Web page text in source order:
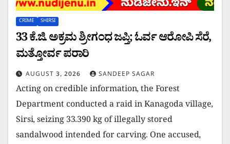
CRIME SHIRSI
33 ಕೆ.ಜಿ. ಅಕ್ರಮ ಶ್ರೀಗಂಧ ಜಪ್ತಿ; ಓರ್ವ ಆರೋಪಿ ಸೆರೆ,
ಮತ್ತೋರ್ವ ಪರಾ​​ರಿ
AUGUST 3, 2026 SANDEEP SAGAR
​Acting on credible information, the Forest
Department conducted a raid in Kanagoda village,
Sirsi, seizing 33.390 kg of illegally stored
sandalwood intended for carving. One accused,